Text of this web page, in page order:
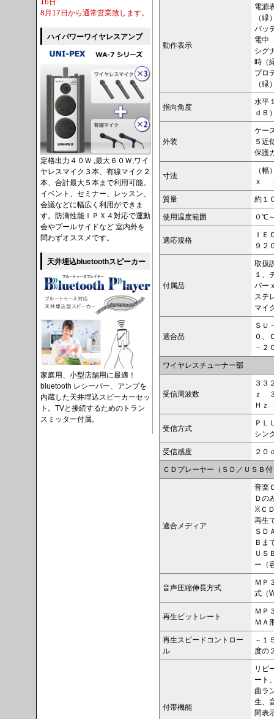
動作表示
電源
（
バッ
電中
シグ
時（
プロ
（
指向角度
水平
ｄＢ
外装
ケー
５近
保護
寸法
（
ｘ
質量 約１
使用温度範囲 ０℃
適応規格
Ｉ
９２
付属品
取扱
１、
バー
ステ
マイ
適合品
ＳＵ
０、
－２
ワイヤレスチューナー部
受信周波数
３３
ｚ
Ｈｚ
受信方式
ＰＬ
シン
受信感度 ２０
ＣＤプレーヤー（ＳＤ／ＵＳＢ
適合メディア
音楽
Ｄの
※Ｃ
再生
ＳＤ
Ｂま
ＵＳ
ー（
音声圧縮伸長方式
ＭＰ
式（
再生ビットレート
ＭＰ
ＭＡ
再生スピードコントロー
ル
－１
度の
付帯機能
リピ
ート
曲ラ
生、
間表
16日
8月17日から通常営業致します。
ハイパワーワイヤレスアンプ
定格出力４０Ｗ ,最大６０Ｗ,ワイ
ヤレスマイク３本、有線マイク２
本、合計最大５本まで利用可能。
イベント、セミナー、レッスン、
会議などに幅広く利用ができま
す。防滴性能ＩＰＸ４対応で運動
会やプールサイドなど 室内外を
問わずオススメです。
天井埋込bluetoothスピーカー
家庭用、小型店舗用に最適！
bluetooth レシーバー、アンプを
内蔵した天井埋込スピーカーセッ
ト。TVと接続するためのトラン
スミッター付属。